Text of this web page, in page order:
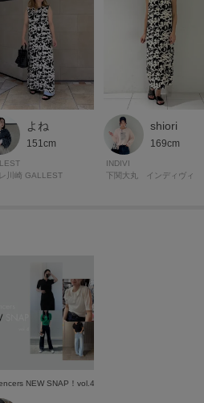
＊＊＊＊＊＊＊＊＊＊＊＊＊
録】がおすすめ！
ハートマーク」をクリックして簡単に追
情報をメルマガにてお知らせします。
ェックできます。
＊＊＊＊＊＊＊＊＊＊＊＊＊
の環境により、若干製品と画像のカラー
よね
151cm
川崎 GALLEST
shiori
169cm
INDIVI
下関大丸 インディヴィ
NEW SNAP！vol.4